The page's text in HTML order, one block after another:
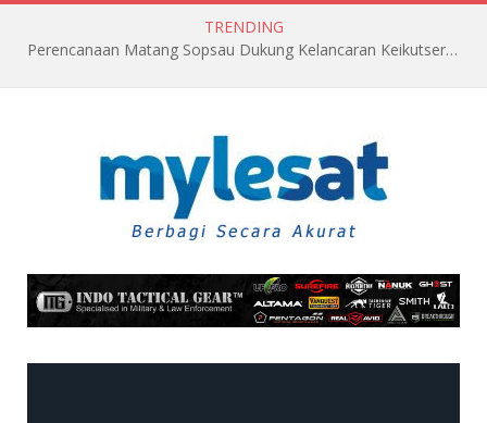
TRENDING
Perencanaan Matang Sopsau Dukung Kelancaran Keikutsertaan TNI AU di Pitch Black 2026